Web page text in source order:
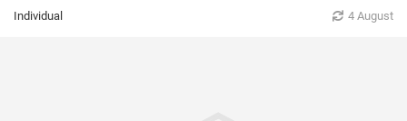
Individual 4 August